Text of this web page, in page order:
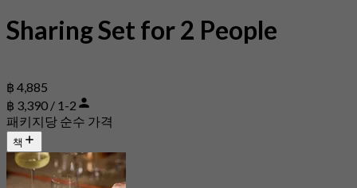
Sharing Set for 2 People
฿ 4,885
฿ 3,390 / 1-2
패키지당 순수 가격
책